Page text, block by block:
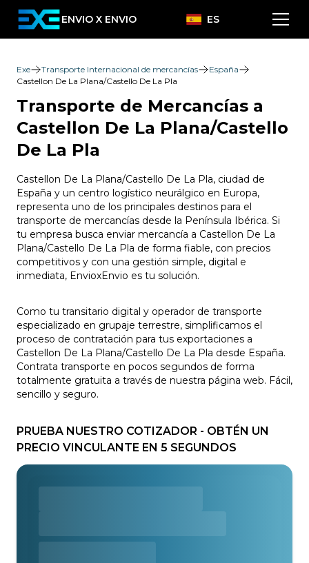
ENVIO X ENVIO ES
Exe Transporte Internacional de mercancías
España
Castellon De La Plana/Castello De La Pla
Transporte de Mercancías a
Castellon De La Plana/Castello
De La Pla
Castellon De La Plana/Castello De La Pla, ciudad de
España y un centro logístico neurálgico en Europa,
representa uno de los principales destinos para el
transporte de mercancías desde la Península Ibérica. Si
tu empresa busca enviar mercancía a Castellon De La
Plana/Castello De La Pla de forma fiable, con precios
competitivos y con una gestión simple, digital e
inmediata, EnvioxEnvio es tu solución.
Como tu transitario digital y operador de transporte
especializado en grupaje terrestre, simplificamos el
proceso de contratación para tus exportaciones a
Castellon De La Plana/Castello De La Pla desde España.
Contrata transporte en pocos segundos de forma
totalmente gratuita a través de nuestra página web. Fácil,
sencillo y seguro.
PRUEBA NUESTRO COTIZADOR - OBTÉN UN
PRECIO VINCULANTE EN 5 SEGUNDOS